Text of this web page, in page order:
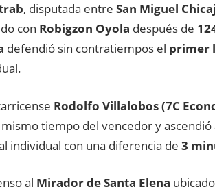
, disputada entre San Miguel Chicaj
con Robigzon Oyola después de
defendió sin contratiempos el primer
Rodolfo Villalobos (7C
tiempo del vencedor y ascendió
individual con una diferencia de 3
al Mirador de Santa Elena